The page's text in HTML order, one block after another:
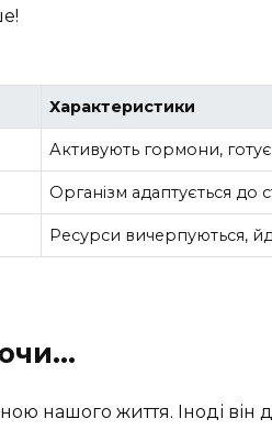
Характеристики
Активують гормони,
Організм адаптується до
Ресурси вичерпуються,
нашого життя. Іноді він